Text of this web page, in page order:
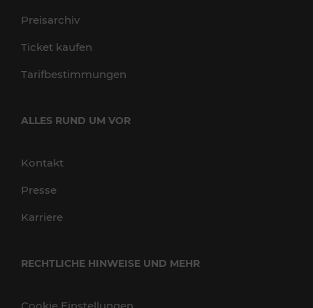
Preisarchiv
Ticket kaufen
Tarifbestimmungen
ALLES RUND UM VOR
Kontakt
Presse
Karriere
RECHTLICHE HINWEISE UND MEHR